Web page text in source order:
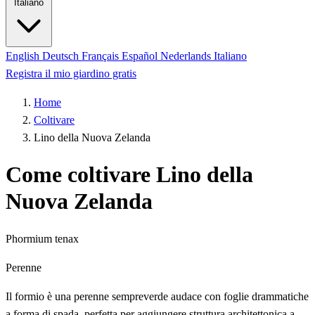
Italiano
English Deutsch Français Español Nederlands Italiano
Registra il mio giardino gratis
Home
Coltivare
Lino della Nuova Zelanda
Come coltivare Lino della
Nuova Zelanda
Phormium tenax
Perenne
Il formio è una perenne sempreverde audace con foglie drammatiche